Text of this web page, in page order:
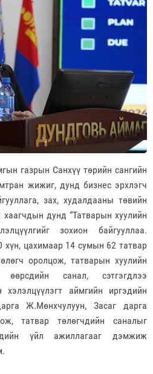
газрын Санхүү төрийн сангийн
жижиг, дунд бизнес эрхлэгч
зах, худалдааны төвийн
дунд “Татварын хуулийн
зохион байгууллаа.
хүн, цахимаар 14 сумын 62 татвар
оролцож, татварын хуулийн
өөрсдийн санал, сэтгэгдлээ
аймгийн иргэдийн
Ж.Мөнхчулуун, Засаг дарга
татвар төлөгчдийн саналыг
үйл ажиллагааг дэмжиж